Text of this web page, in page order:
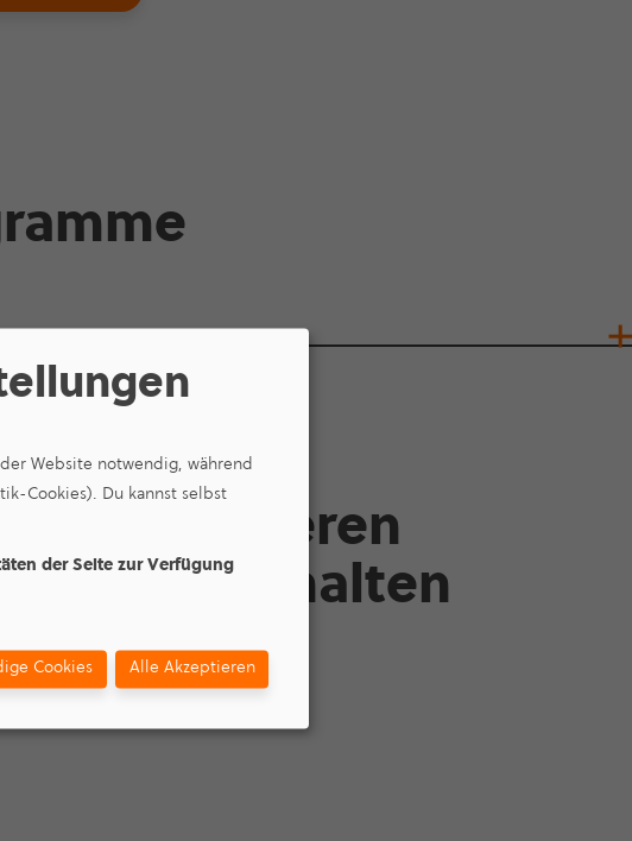
zu weiteren
erhalten
Website notwendig, während
Cookies). Du kannst selbst
der Seite zur Verfügung
Cookies Alle Akzeptieren